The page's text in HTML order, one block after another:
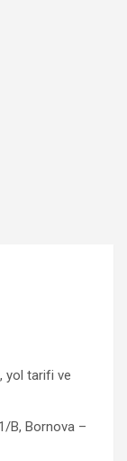
yol tarifi ve
B, Bornova –